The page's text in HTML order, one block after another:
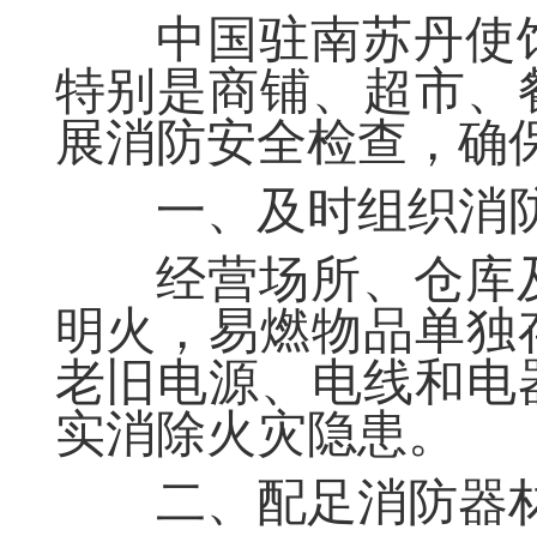
中国驻南苏丹使
特别 是商铺、 超市、
展消防安全检查，确
一、及时组织消
经营场所、仓库
明火，易燃物品单
老旧电源、电线和
实消除火灾隐患。
二、配足消防器